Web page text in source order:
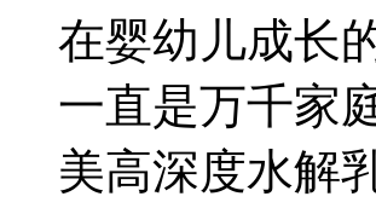
在婴幼儿成长
一直是万千家
美高深度水解